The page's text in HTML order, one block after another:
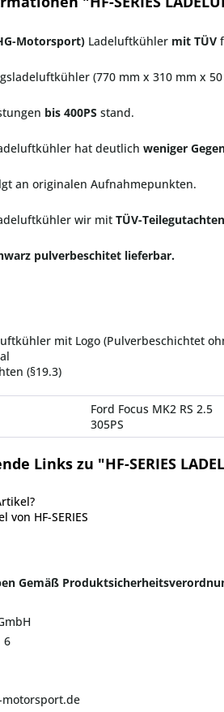
Motorsport) Ladeluftkühler mit TÜV
(770 mm x 310 mm x
bis 400PS stand.
hat deutlich weniger
an originalen Aufnahmepunkten.
wir mit TÜV-
pulverbeschitet lieferbar.
mit Logo (Pulverbeschichtet
(§19.3)
Ford Focus MK2 RS 2.5
305PS
Links zu "HF-SERIES
von HF-SERIES
Gemäß
6
motorsport.de